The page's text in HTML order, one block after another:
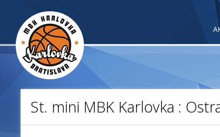
St. mini MBK Karlovka :